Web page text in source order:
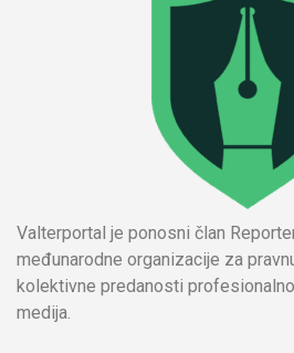
Valterportal je ponosni član
međunarodne organizacije za
kolektivne predanosti
medija.